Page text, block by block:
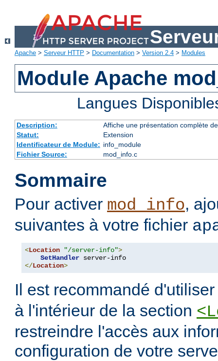
Apache > Serveur HTTP > Documentation > Version 2.4 > Modules
Module Apache
Langues
Description:
Affiche une présentation complète
Statut:
Extension
Identificateur de Module: info_module
Fichier Source:
mod_info.c
Sommaire
Pour activer mod_info,
suivantes à votre fichier
<Location "/server-info">
SetHandler
</Location>
Il est recommandé
à l'intérieur de la section
restreindre l'accès aux
configuration de votre